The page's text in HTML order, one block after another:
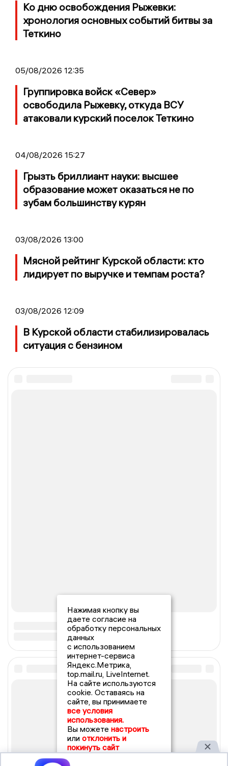
Ко дню освобождения Рыжевки:
хронология основных событий битвы за
Теткино
05/08/2026 12:35
Группировка войск «Север»
освободила Рыжевку, откуда ВСУ
атаковали курский поселок Теткино
04/08/2026 15:27
Грызть бриллиант науки: высшее
образование может оказаться не по
зубам большинству курян
03/08/2026 13:00
Мясной рейтинг Курской области: кто
лидирует по выручке и темпам роста?
03/08/2026 12:09
В Курской области стабилизировалась
ситуация с бензином
Нажимая кнопку вы
даете согласие на
обработку персональных
данных
с использованием
интернет-сервиса
Яндекс.Метрика,
top.mail.ru, LiveInternet.
На сайте используются
cookie. Оставаясь на
сайте, вы принимаете
все условия
использования.
Вы можете настроить
или отклонить и
покинуть сайт